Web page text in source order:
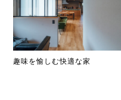
趣味を愉しむ快適な家